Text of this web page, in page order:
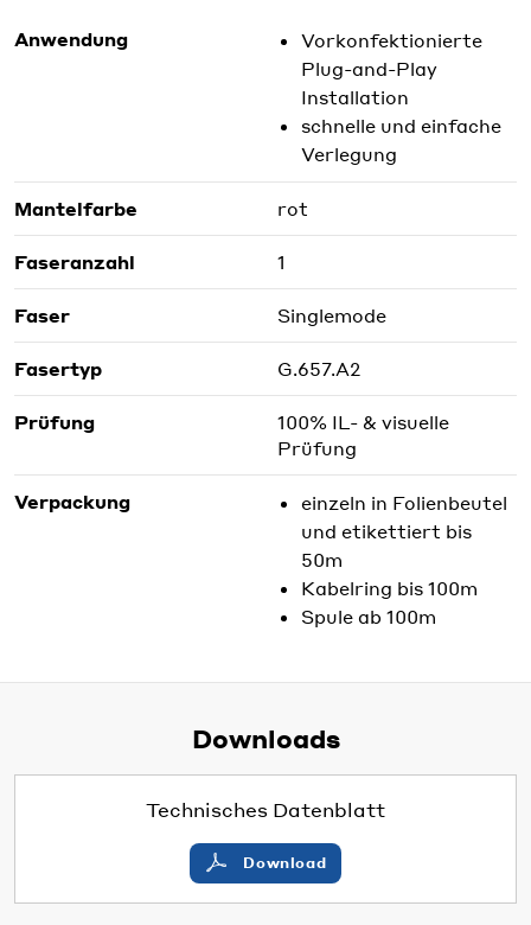
Anwendung
Vorkonfektionierte
Plug-and-Play
Installation
schnelle und einfache
Verlegung
Mantelfarbe rot
Faseranzahl 1
Faser Singlemode
Fasertyp G.657.A2
Prüfung
100% IL- & visuelle
Prüfung
Verpackung
einzeln in Folienbeutel
und etikettiert bis
50m
Kabelring bis 100m
Spule ab 100m
Downloads
Technisches Datenblatt
Download